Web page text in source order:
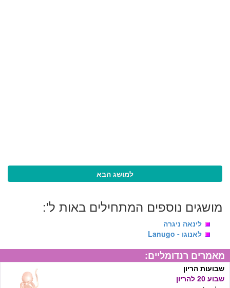
למושג הבא
מושגים נוספים המתחילים באות ל':
לינאה ניגרה
לאנוגו - Lanugo
מאמרים רנדומליים:
שבועות הריון
שבוע 20 להריון